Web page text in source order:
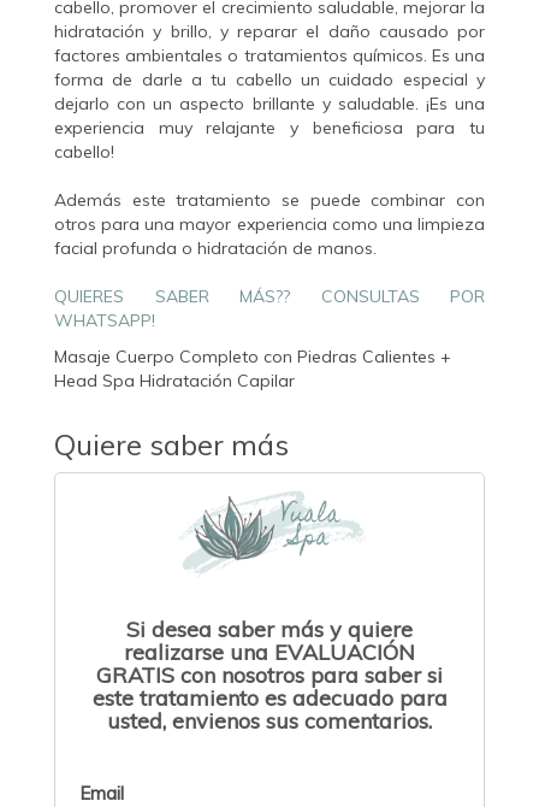
cabello, promover el crecimiento saludable, mejorar la
hidratación y brillo, y reparar el daño causado por
factores ambientales o tratamientos químicos. Es una
forma de darle a tu cabello un cuidado especial y
dejarlo con un aspecto brillante y saludable. ¡Es una
experiencia muy relajante y beneficiosa para tu
cabello!
Además este tratamiento se puede combinar con
otros para una mayor experiencia como una limpieza
facial profunda o hidratación de manos.
QUIERES SABER MÁS?? CONSULTAS POR
WHATSAPP!
Masaje Cuerpo Completo con Piedras Calientes +
Head Spa Hidratación Capilar
Quiere saber más
Si desea saber más y quiere
realizarse una EVALUACIÓN
GRATIS con nosotros para saber si
este tratamiento es adecuado para
usted, envienos sus comentarios.
Email